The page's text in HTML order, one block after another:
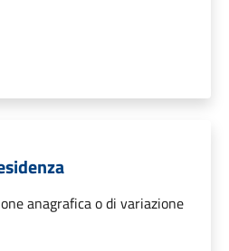
anagrafica o di variazione